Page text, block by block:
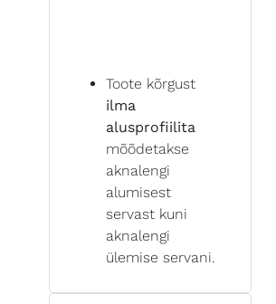
Toote kõrgust
ilma
alusprofiilita
mõõdetakse
aknalengi
alumisest
servast kuni
aknalengi
ülemise servani.